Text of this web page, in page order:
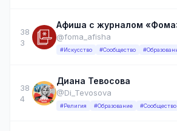
38
3
Афиша с журналом
@foma_afisha
#Искусство #Сообщество
38
4
Диана Тевосова
@Di_Tevosova
#Религия #Образование #Сообщество